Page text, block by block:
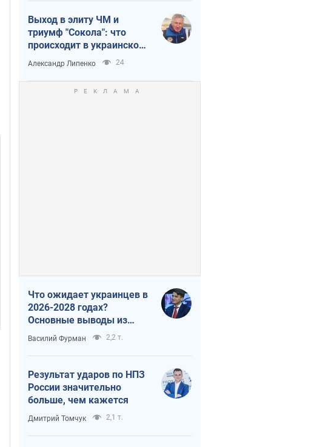
Выход в элиту ЧМ и
триумф "Сокола": что
происходит в украинском
хоккее
Александр Липенко 24
Что ожидает украинцев в
2026-2028 годах?
Основные выводы из
новых прогнозов от НБУ
Василий Фурман 2,2 т.
Результат ударов по НПЗ
России значительно
больше, чем кажется
Дмитрий Томчук 2,1 т.